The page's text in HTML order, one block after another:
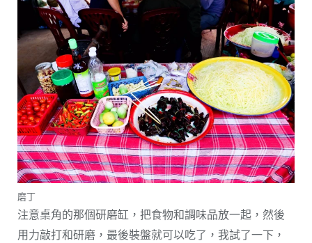
磨丁
注意桌角的那個研磨缸，把食物和調味品放一起，然後
用力敲打和研磨，最後裝盤就可以吃了，我試了一下，